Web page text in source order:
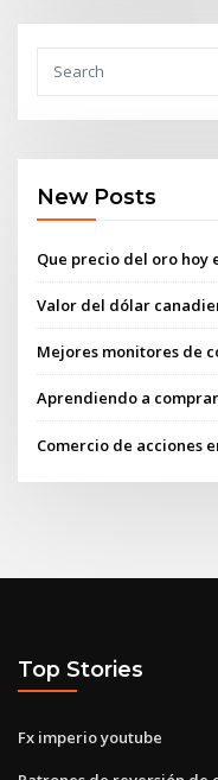
New Posts
Que precio del oro hoy
Valor del dólar
Mejores monitores de
Aprendiendo a
Comercio de acciones
Top Stories
Fx imperio youtube